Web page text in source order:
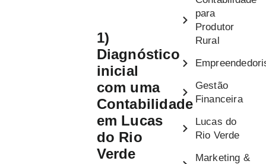
1)
Diagnóstico
inicial
com uma
Contabilidade
em Lucas
do Rio
Verde
para
Produtor
Rural
Gestão
Financeira
Lucas do
Rio Verde
Marketing &